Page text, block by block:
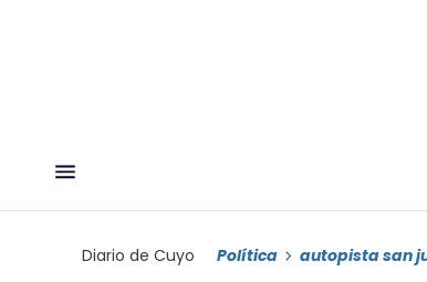
Diario de Cuyo Política autopista san